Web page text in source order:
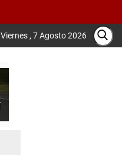
Viernes , 7 Agosto 2026